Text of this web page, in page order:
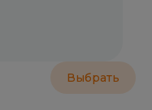
Выбрать